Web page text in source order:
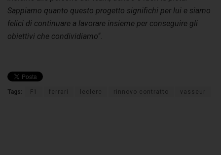
Sappiamo quanto questo progetto significhi per lui e siamo
felici di continuare a lavorare insieme per conseguire gli
obiettivi che condividiamo“.
Tags: F1 ferrari leclerc rinnovo contratto vasseur